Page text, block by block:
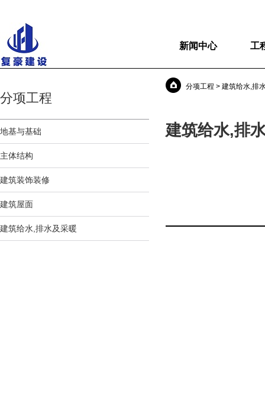
工
新闻中心
分项工程
地基与基础
主体结构
建筑装饰装修
建筑屋面
建筑给水,排水及采暖
分项工程 > 建筑给水,排
建筑给水,排